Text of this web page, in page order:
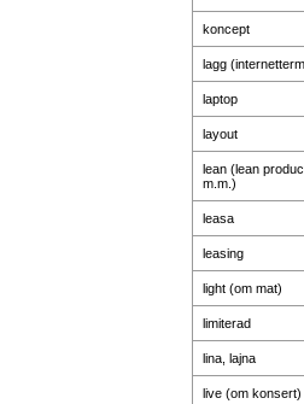
koncept
lagg
laptop
layout
lean (lean
m.m.)
leasa
leasing
light (om mat)
limiterad
lina, lajna
live (om konsert)